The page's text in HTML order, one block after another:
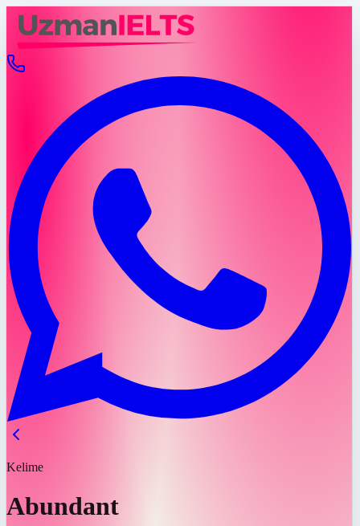
Kelime
Abundant